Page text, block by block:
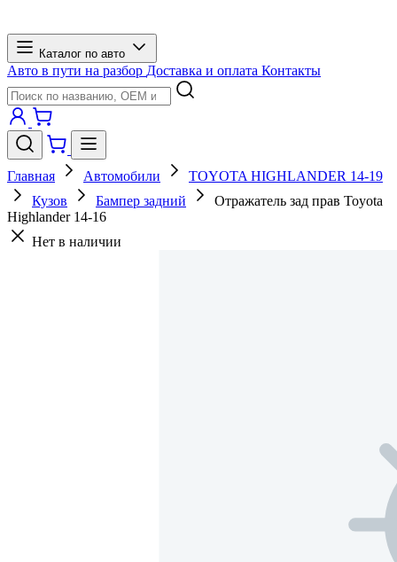
Каталог по авто
Авто в пути на разбор Доставка и оплата Контакты
Главная Автомобили
TOYOTA HIGHLANDER 14-19
Кузов
Бампер задний
Отражатель зад прав Toyota
Highlander 14-16
Нет в наличии